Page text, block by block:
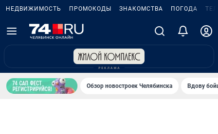
НЕДВИЖИМОСТЬ ПРОМОКОДЫ ЗНАКОМСТВА ПОГОДА
Обзор новостроек Челябинска Вдову